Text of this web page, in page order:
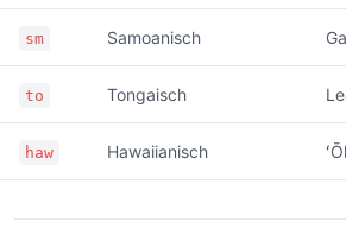
sm Samoanisch
to Tongaisch
haw Hawaiianisch